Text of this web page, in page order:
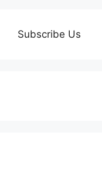
Subscribe Us